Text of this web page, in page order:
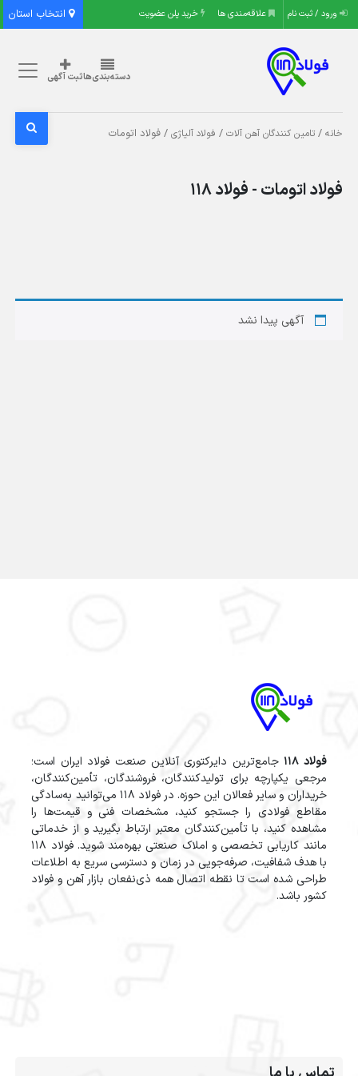
انتخاب استان ورود / ثبت نام علاقه‌مندی ها خرید پلن عضویت
دسته‌بندی‌هاثبت آگهی
خانه /تامین کنندگان آهن آلات / فولاد آلیاژی / فولاد اتومات
فولاد اتومات - فولاد 118
آگهی پیدا نشد
فولاد 118
جامع‌ترین دایرکتوری آنلاین صنعت فولاد ایران است؛
مرجعی یکپارچه برای تولیدکنندگان، فروشندگان، تأمین‌کنندگان،
خریداران و سایر فعالان این حوزه. در فولاد 118 می‌توانید به‌سادگی
مقاطع فولادی را جستجو کنید، مشخصات فنی و قیمت‌ها را
مشاهده کنید، با تأمین‌کنندگان معتبر ارتباط بگیرید و از خدماتی
مانند کاریابی تخصصی و املاک صنعتی بهره‌مند شوید. فولاد 118
با هدف شفافیت، صرفه‌جویی در زمان و دسترسی سریع به اطلاعات
طراحی شده است تا نقطه اتصال همه ذی‌نفعان بازار آهن و فولاد
کشور باشد.